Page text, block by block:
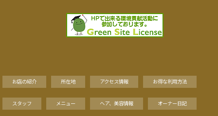
お店の紹介 所在地 アクセス情報 お得な利用方法
スタッフ メニュー ヘア、美容情報 オーナー日記